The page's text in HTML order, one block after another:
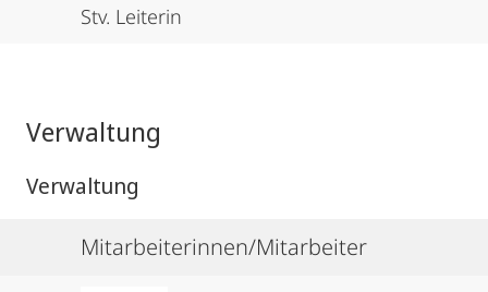
Stv. Leiterin
Verwaltung
Verwaltung
Mitarbeiterinnen/Mitarbeiter